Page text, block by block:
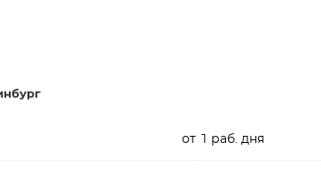
от 1 раб. дня